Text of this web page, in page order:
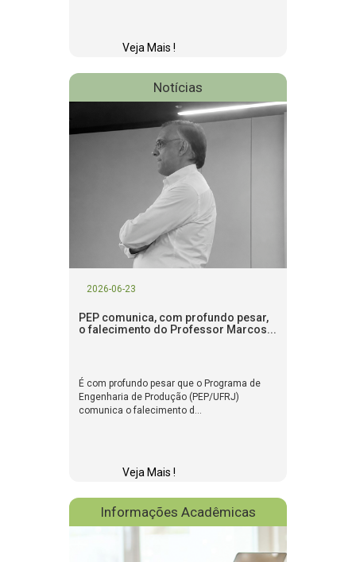
Veja Mais !
Notícias
2026-06-23
PEP comunica, com profundo pesar,
o falecimento do Professor Marcos...
É com profundo pesar que o Programa de
Engenharia de Produção (PEP/UFRJ)
comunica o falecimento d...
Veja Mais !
Informações Acadêmicas